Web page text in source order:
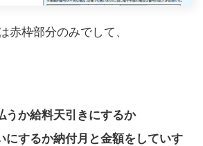
赤枠部分のみでして、
うか給料天引きにするか
にするか納付月と金額をしていす